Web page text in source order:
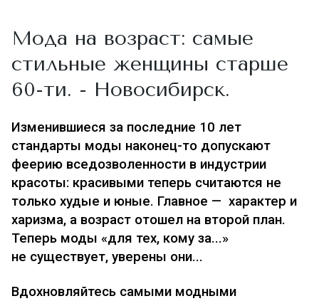
Мода на возраст: самые
стильные женщины старше
60-ти. - Новосибирск.
Изменившиеся за последние 10 лет
стандарты моды наконец-то допускают
феерию вседозволенности в индустрии
красоты: красивыми теперь считаются не
только худые и юные. Главное — характер и
харизма, а возраст отошел на второй план.
Теперь моды «для тех, кому за...»
не существует, уверены они...
Вдохновляйтесь самыми модными